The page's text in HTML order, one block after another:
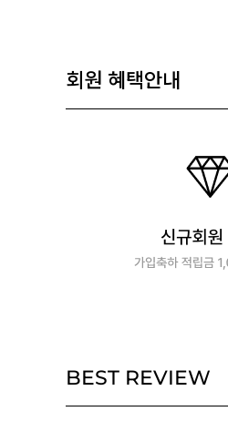
회원 혜택안내
BEST REVIEW